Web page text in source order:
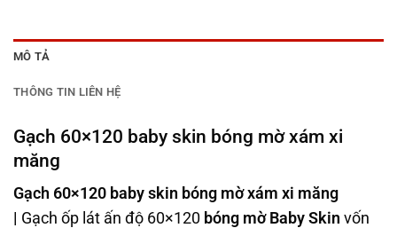
MÔ TẢ
THÔNG TIN LIÊN HỆ
Gạch 60×120 baby skin bóng mờ xám xi
măng
Gạch 60×120 baby skin bóng mờ xám xi măng
| Gạch ốp lát ấn độ 60×120 bóng mờ Baby Skin vốn